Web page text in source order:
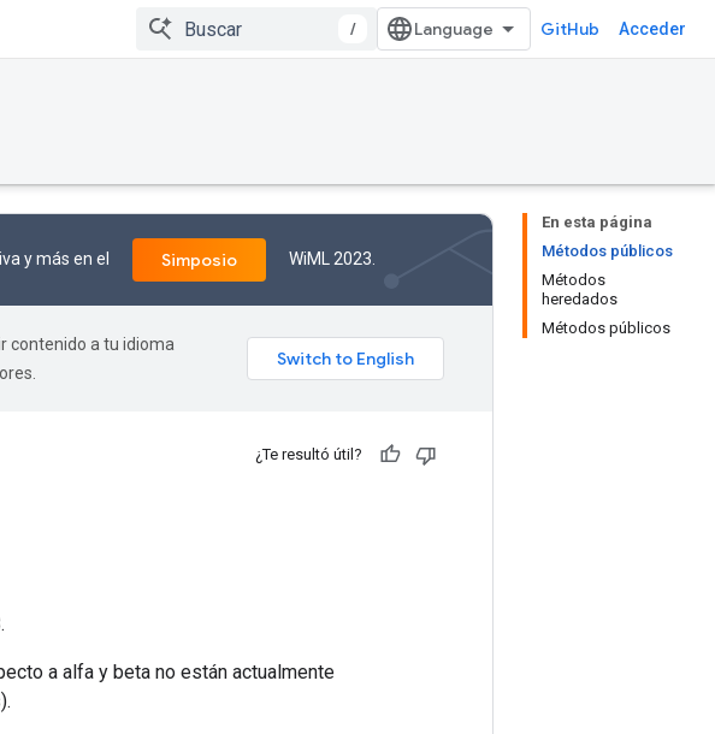
/ GitHub Acceder
En esta página
Métodos públicos
Métodos
heredados
Métodos públicos
y más en el Simposio WiML 2023.
contenido a tu idioma
¿Te resultó útil?
a alfa y beta no están actualmente